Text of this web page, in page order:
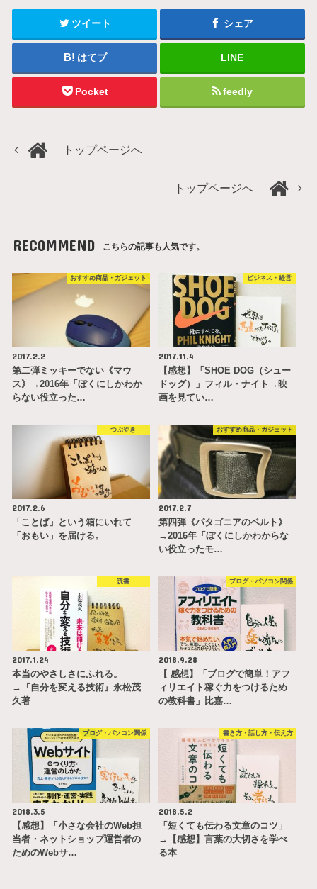
ツイート シェア
はてブ LINE
Pocket feedly
トップページへ
トップページへ
RECOMMEND こちらの記事も人気です。
おすすめ商品・ガジェット
2017.2.2
第二弾ミッキーでない《マウ
ス》→2016年「ぼくにしかわか
らない役立った…
ビジネス・経営
2017.11.4
【感想】「SHOE DOG（シュー
ドッグ）」フィル・ナイト→映
画を見てい…
つぶやき
2017.2.6
「ことば」という箱にいれて
「おもい」を届ける。
おすすめ商品・ガジェット
2017.2.7
第四弾《パタゴニアのベルト》
→2016年「ぼくにしかわからな
い役立ったモ…
読書
2017.1.24
本当のやさしさにふれる。
→『自分を変える技術』永松茂
久著
ブログ・パソコン関係
2018.9.28
【 感想】「ブログで簡単！アフ
ィリエイト稼ぐ力をつけるため
の教科書」比嘉…
ブログ・パソコン関係
2018.3.5
【感想】「小さな会社のWeb担
当者・ネットショップ運営者の
ためのWebサ…
書き方・話し方・伝え方
2018.5.2
「短くても伝わる文章のコツ」
→【感想】言葉の大切さを学べ
る本